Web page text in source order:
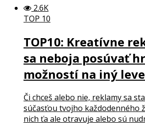
2.6K
TOP 10
TOP10: Kreatívne
sa neboja posúvať
možností na iný
Či chceš alebo nie, reklamy sa
súčasťou tvojho každodenného
nich ťa ale otravuje alebo sú